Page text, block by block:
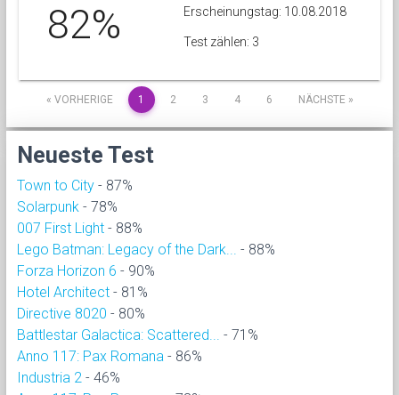
82% Erscheinungstag: 10.08.2018
Test zählen: 3
« VORHERIGE 1 2 3 4 6 NÄCHSTE »
Neueste Test
Town to City - 87%
Solarpunk - 78%
007 First Light - 88%
Lego Batman: Legacy of the Dark... - 88%
Forza Horizon 6 - 90%
Hotel Architect - 81%
Directive 8020 - 80%
Battlestar Galactica: Scattered... - 71%
Anno 117: Pax Romana - 86%
Industria 2 - 46%